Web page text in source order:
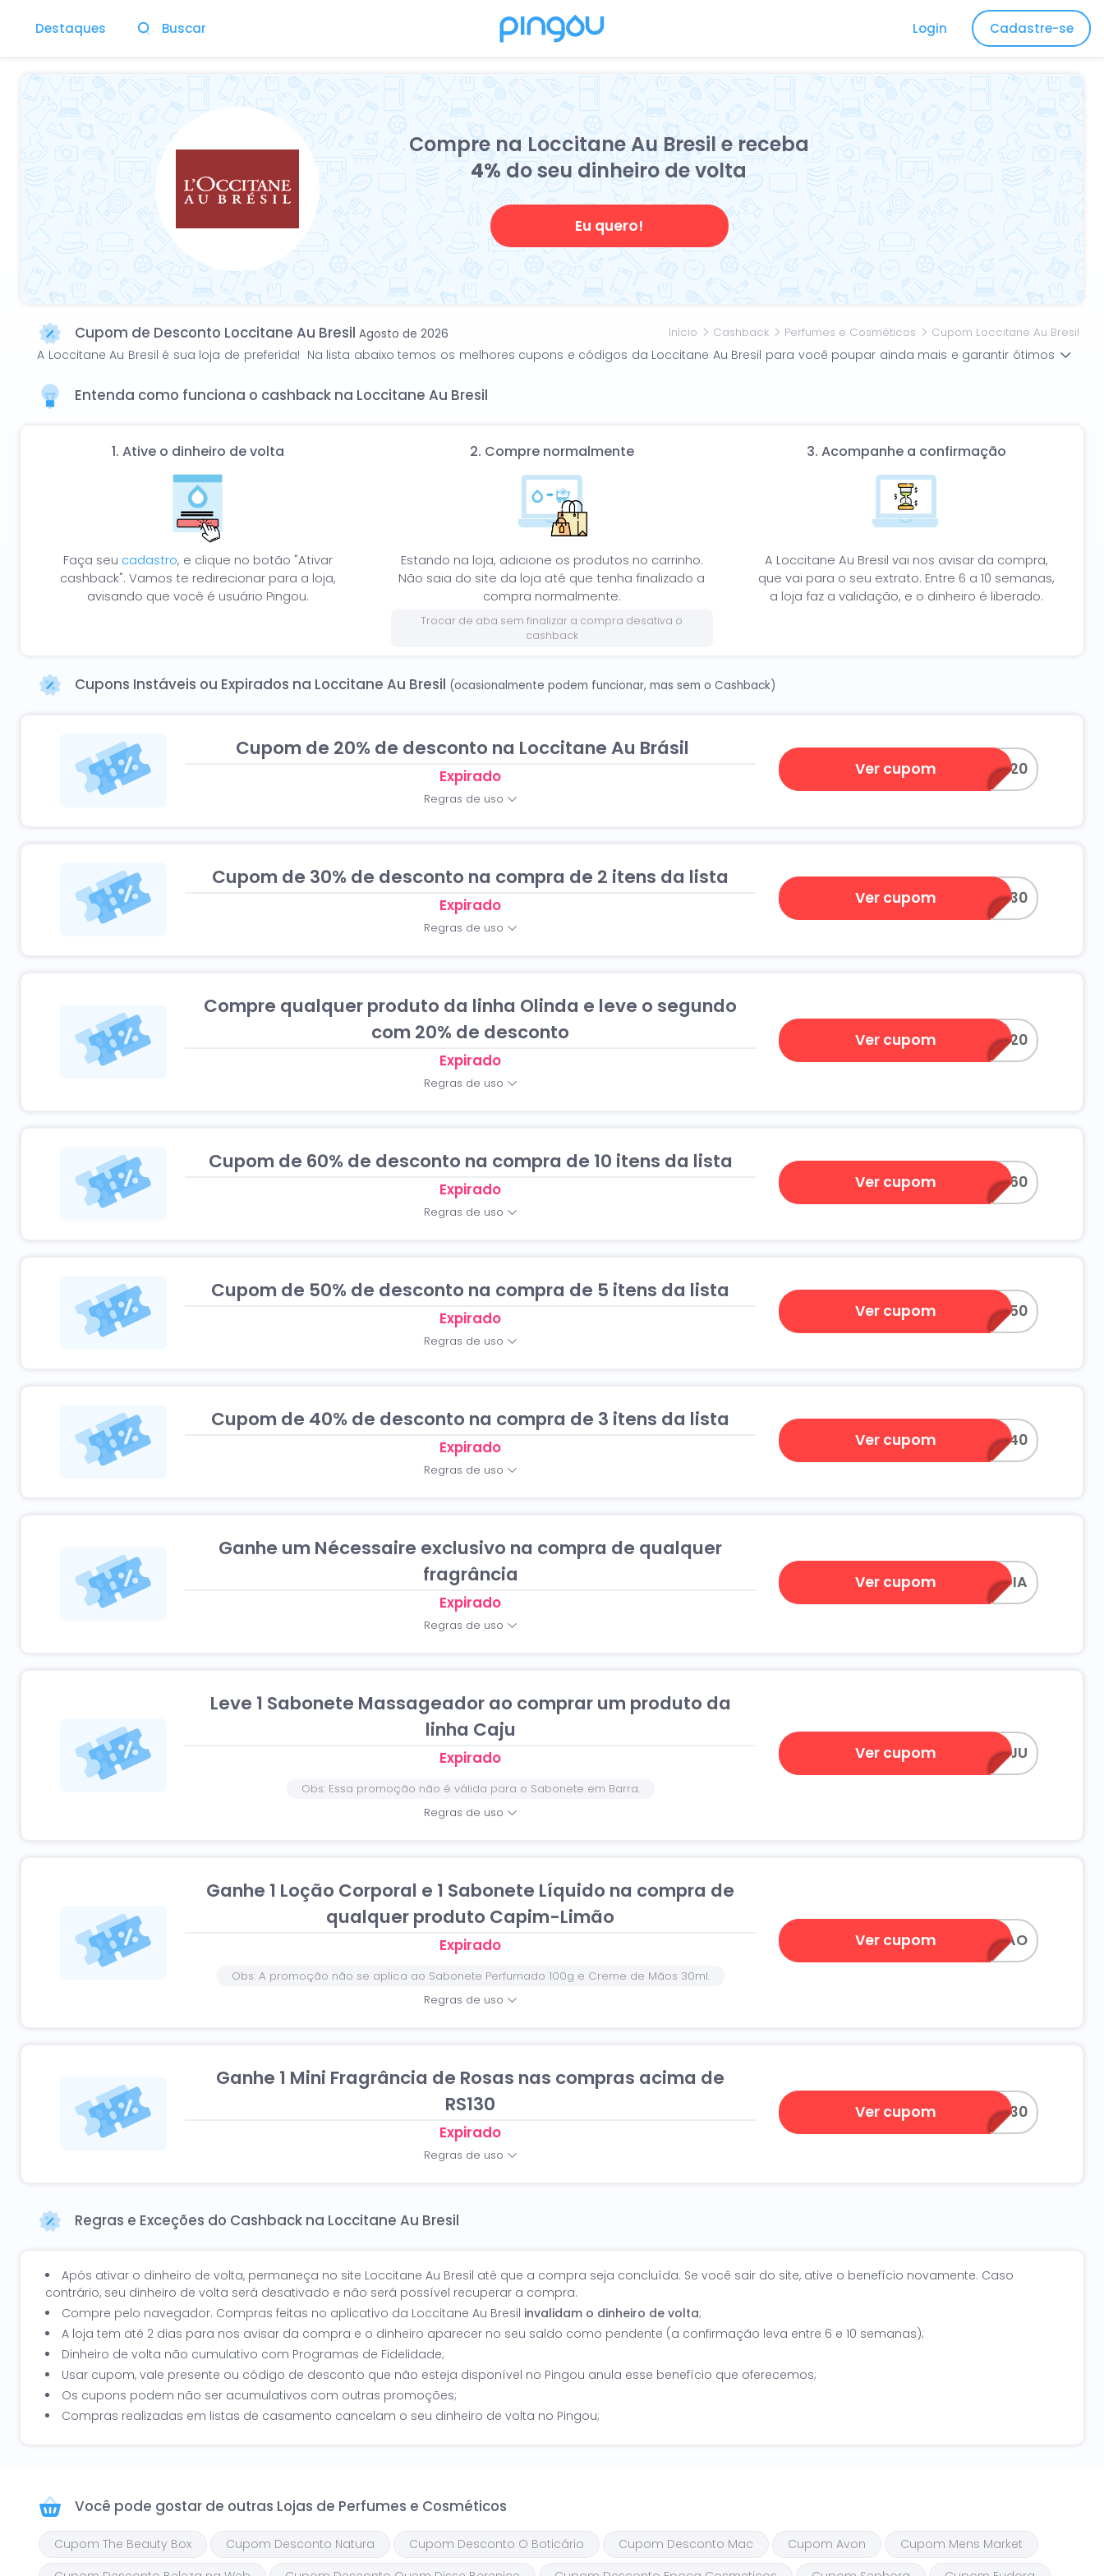
Destaques Buscar Login Cadastre-se
Compre na Loccitane Au Bresil e receba
4% do seu dinheiro de volta
Eu quero!
Início Cashback Perfumes e Cosméticos Cupom Loccitane Au Bresil
Cupom de Desconto Loccitane Au Bresil Agosto de 2026
A Loccitane Au Bresil é sua loja de preferida! Na lista abaixo temos os melhores cupons e códigos da Loccitane Au Bresil para você poupar ainda mais e garantir ótimos
Entenda como funciona o cashback na Loccitane Au Bresil
1. Ative o dinheiro de volta
Faça seu cadastro, e clique no botão "Ativar
cashback". Vamos te redirecionar para a loja,
avisando que você é usuário Pingou.
2. Compre normalmente
Estando na loja, adicione os produtos no carrinho.
Não saia do site da loja até que tenha finalizado a
compra normalmente.
Trocar de aba sem finalizar a compra desativa o
cashback
3. Acompanhe a confirmação
A Loccitane Au Bresil vai nos avisar da compra,
que vai para o seu extrato. Entre 6 a 10 semanas,
a loja faz a validação, e o dinheiro é liberado.
Cupons Instáveis ou Expirados na Loccitane Au Bresil (ocasionalmente podem funcionar, mas sem o Cashback)
Cupom de 20% de desconto na Loccitane Au Brásil
Expirado
Regras de uso
Ver cupomTEMPORADA20
Cupom de 30% de desconto na compra de 2 itens da lista
Expirado
Regras de uso
Ver cupomTEMPORADA30
Compre qualquer produto da linha Olinda e leve o segundo
com 20% de desconto
Expirado
Regras de uso
Ver cupom OLINDA20
Cupom de 60% de desconto na compra de 10 itens da lista
Expirado
Regras de uso
Ver cupomTEMPORADA60
Cupom de 50% de desconto na compra de 5 itens da lista
Expirado
Regras de uso
Ver cupomTEMPORADA50
Cupom de 40% de desconto na compra de 3 itens da lista
Expirado
Regras de uso
Ver cupomTEMPORADA40
Ganhe um Nécessaire exclusivo na compra de qualquer
fragrância
Expirado
Regras de uso
Ver cupomFRAGRANCIA
Leve 1 Sabonete Massageador ao comprar um produto da
linha Caju
Expirado
Obs: Essa promoção não é válida para o Sabonete em Barra.
Regras de uso
Ver cupom CAJU
Ganhe 1 Loção Corporal e 1 Sabonete Líquido na compra de
qualquer produto Capim-Limão
Expirado
Obs: A promoção não se aplica ao Sabonete Perfumado 100g e Creme de Mãos 30ml.
Regras de uso
Ver cupomCAPIMLIMAO
Ganhe 1 Mini Fragrância de Rosas nas compras acima de
RS130
Expirado
Regras de uso
Ver cupom ROSAS130
Regras e Exceções do Cashback na Loccitane Au Bresil
Após ativar o dinheiro de volta, permaneça no site Loccitane Au Bresil até que a compra seja concluída. Se você sair do site, ative o benefício novamente. Caso
contrário, seu dinheiro de volta será desativado e não será possível recuperar a compra.
Compre pelo navegador. Compras feitas no aplicativo da Loccitane Au Bresil invalidam o dinheiro de volta;
A loja tem até 2 dias para nos avisar da compra e o dinheiro aparecer no seu saldo como pendente (a confirmação leva entre 6 e 10 semanas);
Dinheiro de volta não cumulativo com Programas de Fidelidade;
Usar cupom, vale presente ou código de desconto que não esteja disponível no Pingou anula esse benefício que oferecemos;
Os cupons podem não ser acumulativos com outras promoções;
Compras realizadas em listas de casamento cancelam o seu dinheiro de volta no Pingou;
Você pode gostar de outras Lojas de Perfumes e Cosméticos
Cupom The Beauty Box Cupom Desconto Natura Cupom Desconto O Boticário Cupom Desconto Mac Cupom Avon
Cupom Mens Market